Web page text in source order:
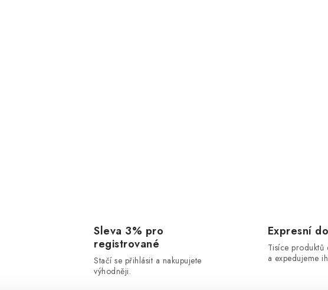
Sleva 3% pro
registrované
Stačí se přihlásit a nakupujete
výhodněji.
Expresní
Tisíce produktů
a expedujeme